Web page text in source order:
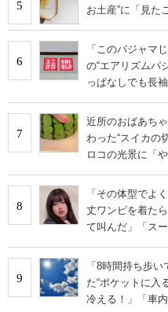
5 お土産”に「見た
6
「このパジャマ
の“エアリズムパ
っぱなしでも長
7
近所のおばあち
わった“スイカ
ロコの光景に「
8
「その体型でよ
丈ワンピを着た
て叫んだ」「ス
9
「8時間持ち歩
た“ポケットに入
冷える！」「車